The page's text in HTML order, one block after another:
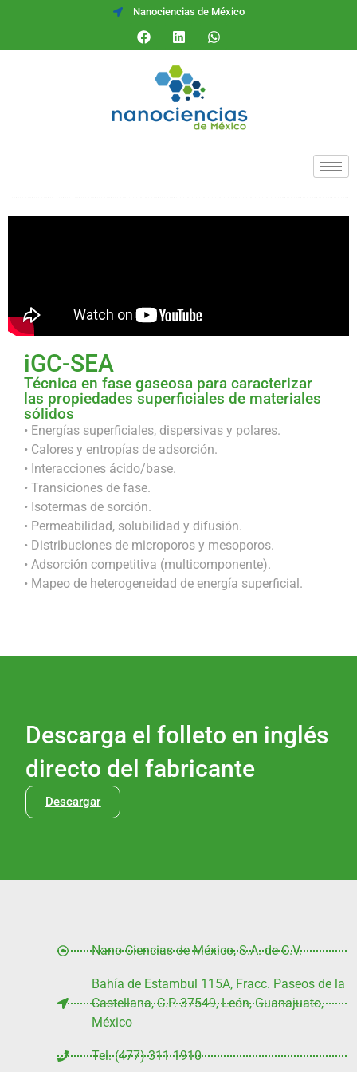
Nanociencias de México
iGC-SEA
Técnica en fase gaseosa para caracterizar
las propiedades superficiales de materiales
sólidos
• Energías superficiales, dispersivas y polares.
• Calores y entropías de adsorción.
• Interacciones ácido/base.
• Transiciones de fase.
• Isotermas de sorción.
• Permeabilidad, solubilidad y difusión.
• Distribuciones de microporos y mesoporos.
• Adsorción competitiva (multicomponente).
• Mapeo de heterogeneidad de energía superficial.
Descarga el folleto en inglés
directo del fabricante
Descargar
Nano Ciencias de México, S.A. de C.V.
Bahía de Estambul 115A, Fracc. Paseos de la
Castellana, C.P. 37549, León, Guanajuato,
México
Tel. (477) 311 1910